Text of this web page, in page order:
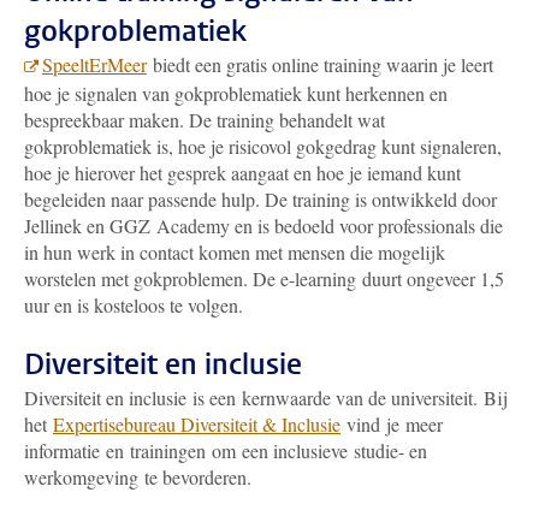
gokproblematiek
SpeeltErMeerbiedt een gratis online training waarin je leert
hoe je signalen van gokproblematiek kunt herkennen en
bespreekbaar maken. De training behandelt wat
gokproblematiek is, hoe je risicovol gokgedrag kunt signaleren,
hoe je hierover het gesprek aangaat en hoe je iemand kunt
begeleiden naar passende hulp. De training is ontwikkeld door
Jellinek en GGZ Academy en is bedoeld voor professionals die
in hun werk in contact komen met mensen die mogelijk
worstelen met gokproblemen. De e-learning duurt ongeveer 1,5
uur en is kosteloos te volgen.
Diversiteit en inclusie
Diversiteit en inclusie is een kernwaarde van de universiteit. Bij
het Expertisebureau Diversiteit & Inclusie vind je meer
informatie en trainingen om een inclusieve studie- en
werkomgeving te bevorderen.